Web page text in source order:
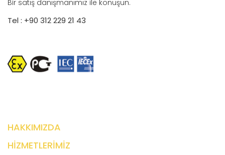
Bir satış danışmanımız ile konuşun.
Tel : +90 312 229 21 43
HAKKIMIZDA
HİZMETLERİMİZ